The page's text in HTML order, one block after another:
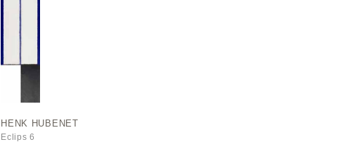
HENK HUBENET
Eclips 6